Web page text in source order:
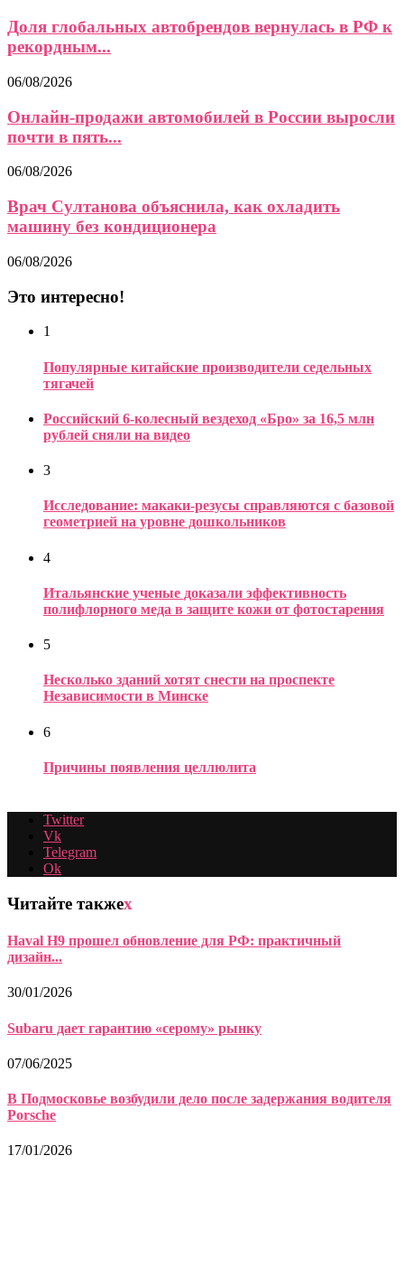
Доля глобальных автобрендов вернулась в РФ к
рекордным...
06/08/2026
Онлайн-продажи автомобилей в России выросли
почти в пять...
06/08/2026
Врач Султанова объяснила, как охладить
машину без кондиционера
06/08/2026
Это интересно!
1
Популярные китайские производители седельных
тягачей
Российский 6-колесный вездеход «Бро» за 16,5 млн
рублей сняли на видео
3
Исследование: макаки-резусы справляются с базовой
геометрией на уровне дошкольников
4
Итальянские ученые доказали эффективность
полифлорного меда в защите кожи от фотостарения
5
Несколько зданий хотят снести на проспекте
Независимости в Минске
6
Причины появления целлюлита
Twitter
Vk
Telegram
Ok
Читайте такжеx
Haval H9 прошел обновление для РФ: практичный
дизайн...
30/01/2026
Subaru дает гарантию «серому» рынку
07/06/2025
В Подмосковье возбудили дело после задержания водителя
Porsche
17/01/2026